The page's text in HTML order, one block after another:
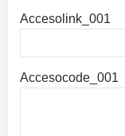
Accesolink_001
Accesocode_001